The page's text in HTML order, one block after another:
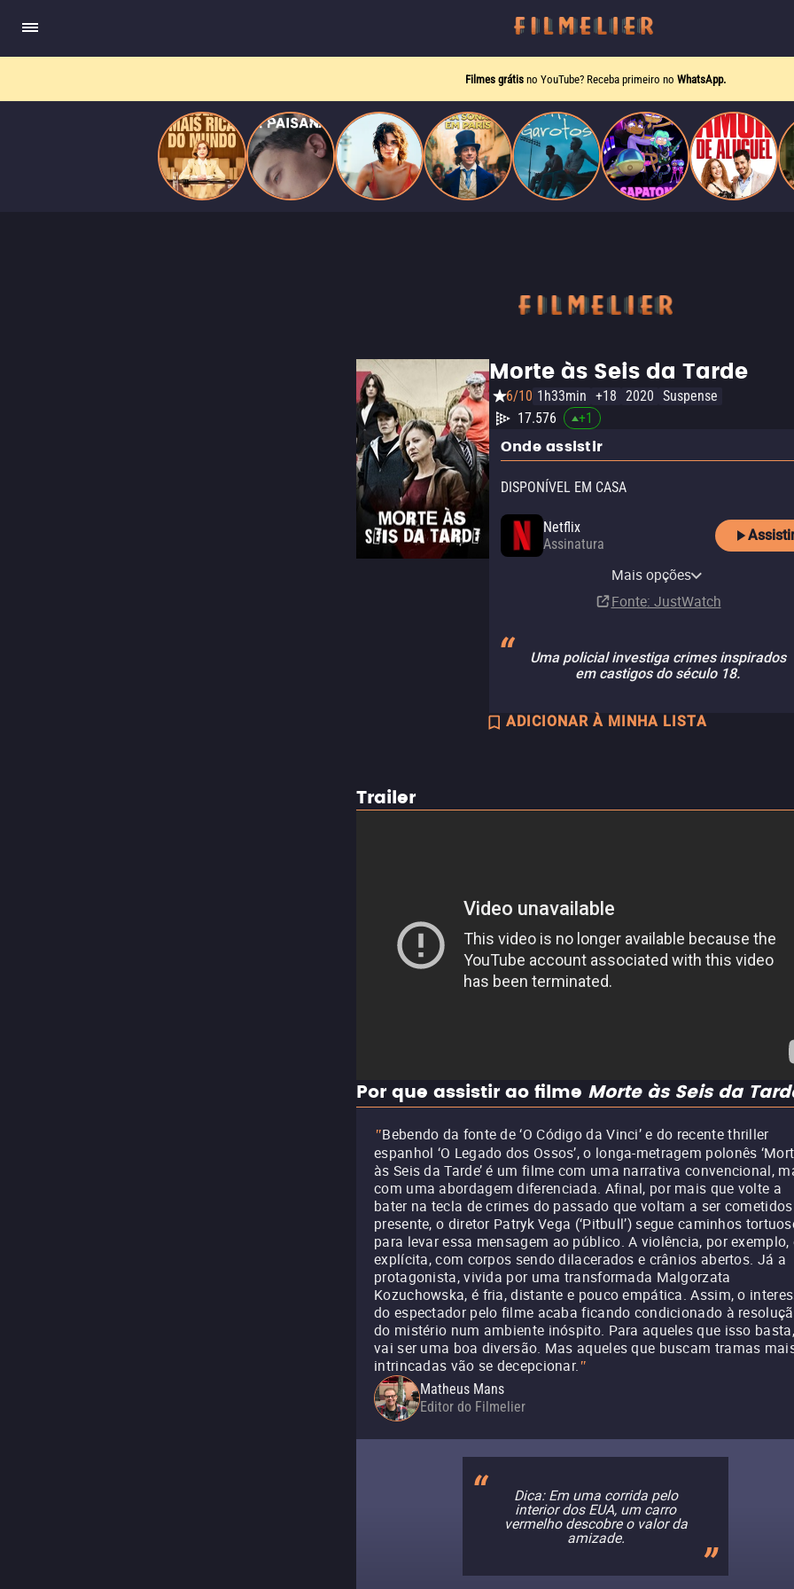
Filmes grátis no YouTube? Receba primeiro no WhatsApp.
Morte às Seis da Tarde
6/10 1h33min +18 2020 Suspense
17.576
+1
Onde assistir
DISPONÍVEL EM CASA
Netflix
Assinatura
AssinaturaMais opções
Fonte: JustWatch
Uma policial investiga crimes inspirados
em castigos do século 18.
ADICIONAR À MINHA LISTA
Trailer
Por que assistir ao filme Morte às Seis da
"Bebendo da fonte de ‘O Código da Vinci’ e do recente thriller
espanhol ‘O Legado dos Ossos’, o longa-metragem polonês
às Seis da Tarde’ é um filme com uma narrativa convencional,
com uma abordagem diferenciada. Afinal, por mais que volte a
bater na tecla de crimes do passado que voltam a ser
presente, o diretor Patryk Vega (‘Pitbull’) segue caminhos
para levar essa mensagem ao público. A violência, por exemplo,
explícita, com corpos sendo dilacerados e crânios abertos. Já a
protagonista, vivida por uma transformada Malgorzata
Kozuchowska, é fria, distante e pouco empática. Assim, o
do espectador pelo filme acaba ficando condicionado à
do mistério num ambiente inóspito. Para aqueles que isso basta,
vai ser uma boa diversão. Mas aqueles que buscam tramas
intrincadas vão se decepcionar."
Matheus Mans
Editor do Filmelier
Dica: Em uma corrida pelo
interior dos EUA, um carro
vermelho descobre o valor da
amizade.
do
Mundo